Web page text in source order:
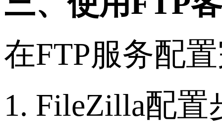
在FTP服务配
1. FileZilla配置